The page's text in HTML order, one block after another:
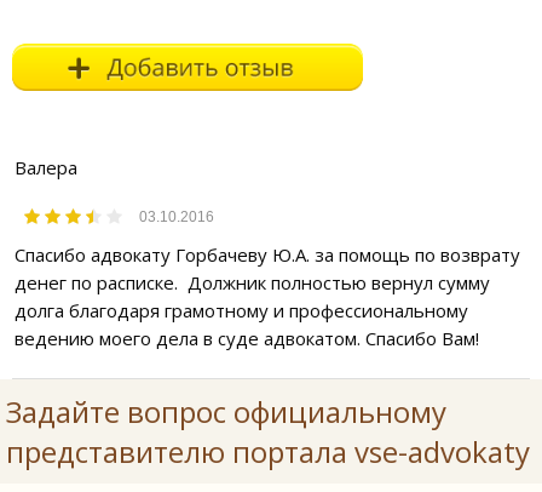
Валера
03.10.2016
Спасибо адвокату Горбачеву Ю.А. за помощь по возврату
денег по расписке. Должник полностью вернул сумму
долга благодаря грамотному и профессиональному
ведению моего дела в суде адвокатом. Спасибо Вам!
Задайте вопрос официальному
представителю портала vse-advokaty